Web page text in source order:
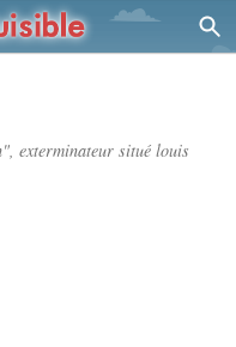
exterminateur situé louis